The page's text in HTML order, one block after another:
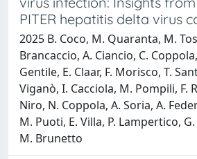
PITER hepatitis delta virus
2025 B. Coco, M. Quaranta, M.
Brancaccio, A. Ciancio, C.
Gentile, E. Claar, F. Morisco, T.
Viganò, I. Cacciola, M. Pompili, F.
Niro, N. Coppola, A. Soria, A.
M. Puoti, E. Villa, P. Lampertico,
M. Brunetto